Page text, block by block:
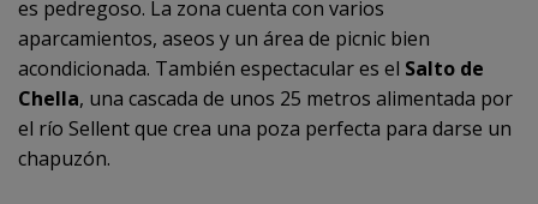
es pedregoso. La zona cuenta con varios
aparcamientos, aseos y un área de picnic bien
acondicionada. También espectacular es el Salto de
Chella, una cascada de unos 25 metros alimentada por
el río Sellent que crea una poza perfecta para darse un
chapuzón.